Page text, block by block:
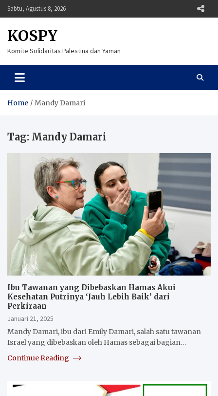
Skip
to
Sabtu, Agustus 8, 2026
KOSPY
Komite Solidaritas Palestina dan Yaman
Home Mandy Damari
Tag: Mandy Damari
Ibu Tawanan yang Dibebaskan Hamas Akui
Kesehatan Putrinya ‘Jauh Lebih Baik’ dari
Perkiraan
Januari 21, 2025
Mandy Damari, ibu dari Emily Damari, salah satu tawanan
Israel yang dibebaskan oleh Hamas sebagai bagian…
Continue Reading